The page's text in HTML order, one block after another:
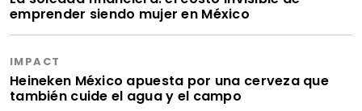
emprender siendo mujer en México
IMPACT
Heineken México apuesta por una cerveza que
también cuide el agua y el campo